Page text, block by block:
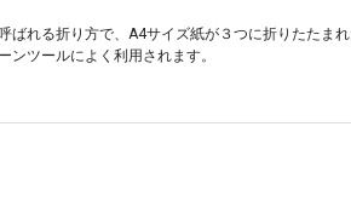
ばれる折り方で、A4サイズ紙が３つに折りたたま
ンツールによく利用されます。